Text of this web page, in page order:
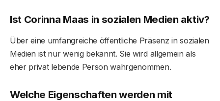
Ist Corinna Maas in sozialen Medien aktiv?
Über eine umfangreiche öffentliche Präsenz in sozialen
Medien ist nur wenig bekannt. Sie wird allgemein als
eher privat lebende Person wahrgenommen.
Welche Eigenschaften werden mit